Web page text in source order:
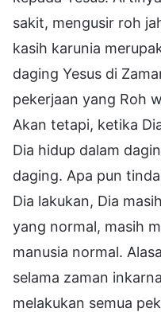
sakit, mengusir roh
kasih karunia
daging Yesus di
pekerjaan yang Roh
Akan tetapi, ketika
Dia hidup dalam
daging. Apa pun
Dia lakukan, Dia
yang normal, masih
manusia normal.
selama zaman
melakukan semua